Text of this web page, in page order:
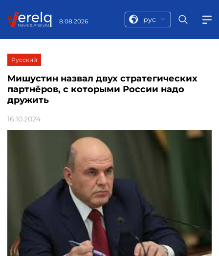
8.08.2026 рус
Русский
Мишустин назвал двух стратегических
партнёров, с которыми России надо
дружить
16.10.2024